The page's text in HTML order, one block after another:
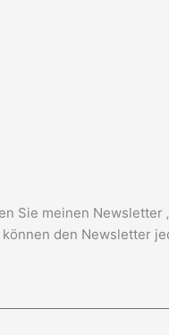
Sie meinen
den Newsletter